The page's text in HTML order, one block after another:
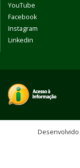
YouTube
Facebook
Instagram
Linkedin